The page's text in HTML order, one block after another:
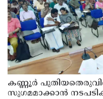
കണ്ണൂർ
സുഗമമാക്കാന്‍